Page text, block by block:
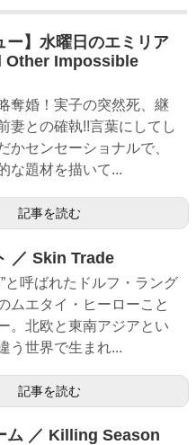
ー】水曜日のエミリア
Other Impossible
奪婚！実子の突然死、継
妻との確執!!言葉にしてし
かセンセーショナルで、
な題材を描いて...
記事を読む
／ Skin Trade
と呼ばれたドルフ・ラング
ムエタイ・ヒーローこと
。北欧と東南アジアとい
う世界で生まれ...
記事を読む
ム ／ Killing Season